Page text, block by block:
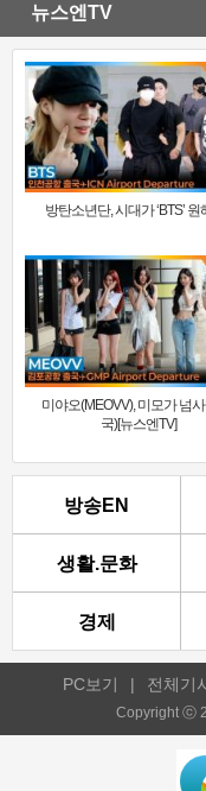
뉴스엔TV
방탄소년단, 시대가 ‘BTS’ 원
미야오(MEOVV), 미모가 넘
국)[뉴스엔TV]
방송EN
생활.문화
경제
PC보기 | 전체기
Copyright ⓒ